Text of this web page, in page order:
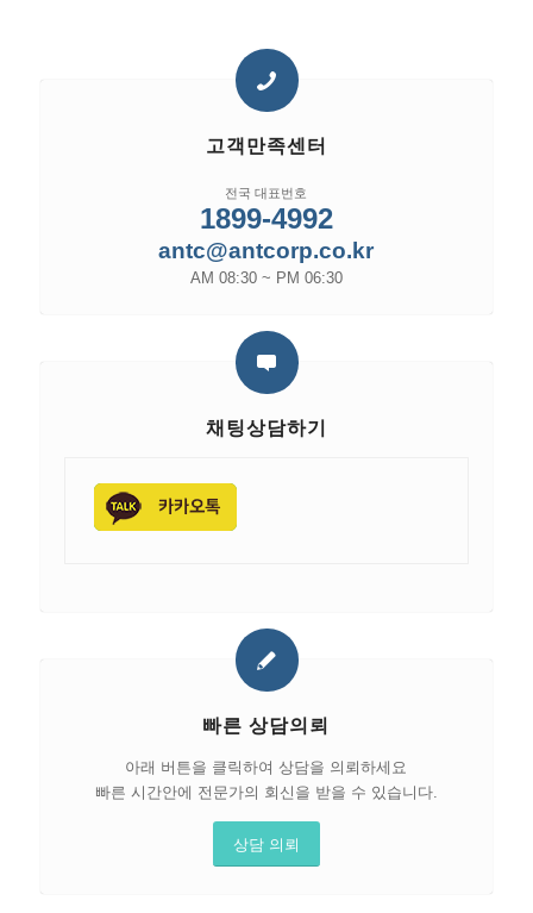
고객만족센터
전국 대표번호
1899-4992
antc@antcorp.co.kr
AM 08:30 ~ PM 06:30
채팅상담하기
빠른 상담의뢰
아래 버튼을 클릭하여 상담을 의뢰하세요
빠른 시간안에 전문가의 회신을 받을 수 있습니다.
상담 의뢰